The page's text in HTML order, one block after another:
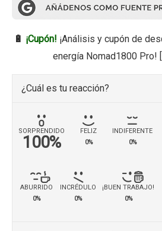
🔋 ¡Cupón! ¡Análisis y cupón de
energía Nomad1800 Pro! [
¿Cuál es tu reacción?
SORPRENDIDO
100%
FELIZ
0%
INDIFERENTE
0%
ABURRIDO
0%
INCRÉDULO
0%
¡BUEN TRABAJO!
0%